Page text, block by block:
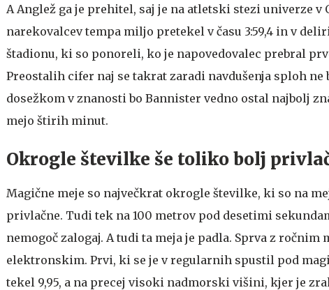
A Anglež ga je prehitel, saj je na atletski stezi univerze v
narekovalcev tempa miljo pretekel v času 3:59,4 in v
štadionu, ki so ponoreli, ko je napovedovalec prebral
Preostalih cifer naj se takrat zaradi navdušenja sploh
dosežkom v znanosti bo Bannister vedno ostal najbolj
mejo štirih minut.
Okrogle številke še toliko bolj
Magične meje so največkrat okrogle številke, ki so na
privlačne. Tudi tek na 100 metrov pod desetimi
nemogoč zalogaj. A tudi ta meja je padla. Sprva z ročnim
elektronskim. Prvi, ki se je v regularnih spustil pod
tekel 9,95, a na precej visoki nadmorski višini, kjer je